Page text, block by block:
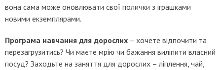
вона сама може оновлювати свої полички з іграшками
новими екземплярами.
Програма навчання для дорослих – хочете відпочити та
перезагрузитись? Чи маєте мрію чи бажання виліпити власний
посуд? Заходьте на заняття для дорослих – ліплення, чай,